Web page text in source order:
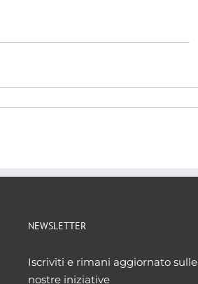
NEWSLETTER
Iscriviti e rimani aggiornato sulle
nostre iniziative